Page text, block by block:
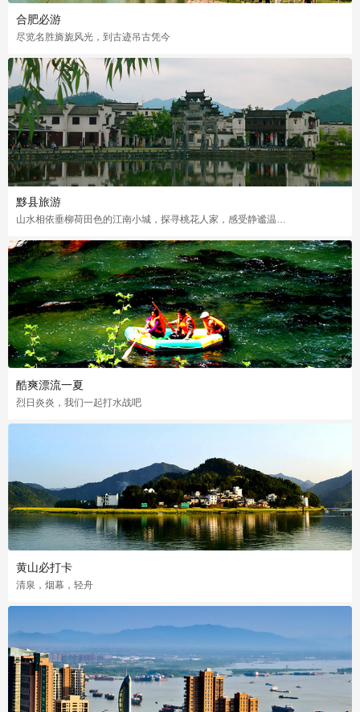
合肥必游
尽览名胜旖旎风光，到古迹吊古凭今
黟县旅游
山水相依垂柳荷田色的江南小城，探寻桃花人家，感受静谧温馨田园生活
酷爽漂流一夏
烈日炎炎，我们一起打水战吧
黄山必打卡
清泉，烟幕，轻舟